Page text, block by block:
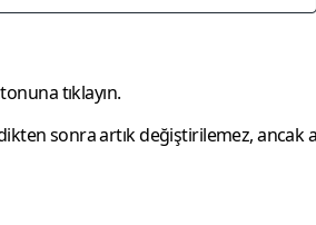
tıklayın.
sonra artık değiştirilemez,